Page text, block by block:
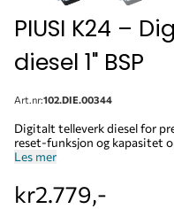
PIUSI K24 –
diesel 1" BSP
Art.nr:102.DIE.00344
Digitalt telleverk diesel for
reset-funksjon og kapasitet
Les mer
kr2.779,-